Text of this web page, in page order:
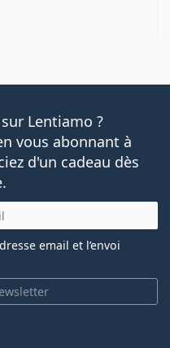
Lentiamo ?
vous abonnant à
d'un cadeau dès
email et l’envoi